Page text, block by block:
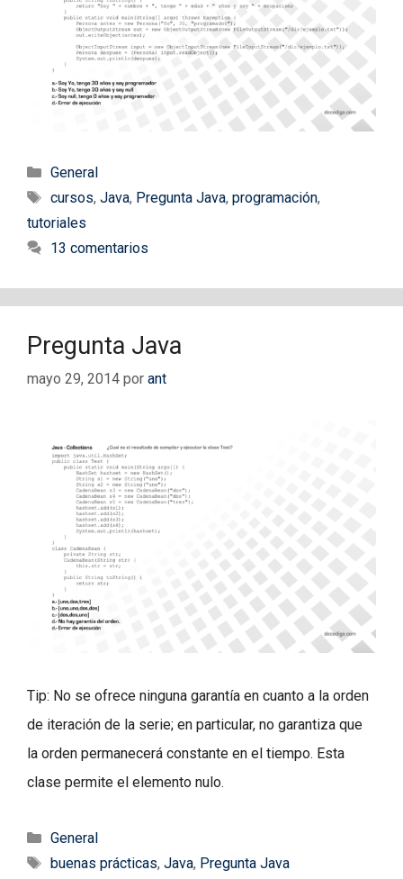
Categorías
General
Etiquetas
cursos, Java, Pregunta Java, programación,
tutoriales
13 comentarios
Pregunta Java
mayo 29, 2014 por ant
Tip: No se ofrece ninguna garantía en cuanto a la orden
de iteración de la serie; en particular, no garantiza que
la orden permanecerá constante en el tiempo. Esta
clase permite el elemento nulo.
Categorías
General
Etiquetas
buenas prácticas, Java, Pregunta Java